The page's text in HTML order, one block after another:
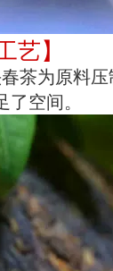
艺】
茶为原料
空间。